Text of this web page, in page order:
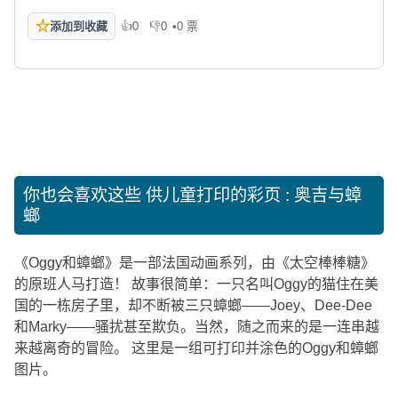
☆添加到收藏 👍0
喜欢 👎0
不喜欢
•0 票
你也会喜欢这些 供儿童打印的彩页 : 奥吉与蟑
螂
《Oggy和蟑螂》是一部法国动画系列，由《太空棒棒糖》
的原班人马打造！ 故事很简单：一只名叫Oggy的猫住在美
国的一栋房子里，却不断被三只蟑螂——Joey、Dee-Dee
和Marky——骚扰甚至欺负。当然，随之而来的是一连串越
来越离奇的冒险。 这里是一组可打印并涂色的Oggy和蟑螂
图片。